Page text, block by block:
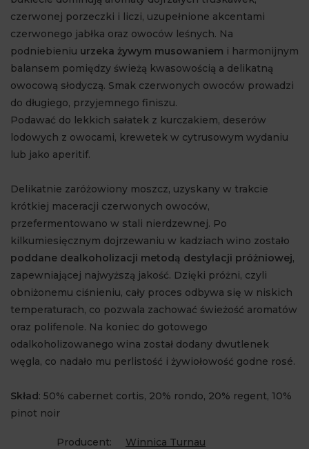
czerwonej porzeczki i liczi, uzupełnione akcentami
czerwonego jabłka oraz owoców leśnych. Na
podniebieniu urzeka żywym musowaniem i harmonijnym
balansem pomiędzy świeżą kwasowością a delikatną
owocową słodyczą. Smak czerwonych owoców prowadzi
do długiego, przyjemnego finiszu.
Podawać do lekkich sałatek z kurczakiem, deserów
lodowych z owocami, krewetek w cytrusowym wydaniu
lub jako aperitif.
Delikatnie zaróżowiony moszcz, uzyskany w trakcie
krótkiej maceracji czerwonych owoców,
przefermentowano w stali nierdzewnej. Po
kilkumiesięcznym dojrzewaniu w kadziach wino zostało
poddane dealkoholizacji metodą destylacji próżniowej,
zapewniającej najwyższą jakość. Dzięki próżni, czyli
obniżonemu ciśnieniu, cały proces odbywa się w niskich
temperaturach, co pozwala zachować świeżość aromatów
oraz polifenole. Na koniec do gotowego
odalkoholizowanego wina został dodany dwutlenek
węgla, co nadało mu perlistość i żywiołowość godne rosé.
Skład: 50% cabernet cortis, 20% rondo, 20% regent, 10%
pinot noir
Producent:
Winnica Turnau